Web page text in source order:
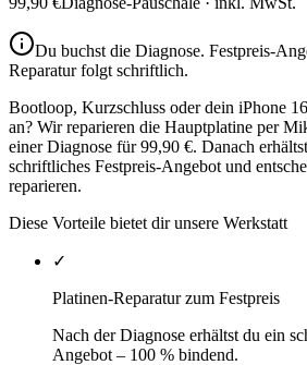
Du buchst die Diagnose. Festpreis-
Reparaturfolgt schriftlich.
Bootloop, Kurzschluss oder dein iPhone
an? Wir reparieren die Hauptplatine per
einer Diagnose für 99,90 €. Danach
schriftliches Festpreis-Angebot und
reparieren.
Diese Vorteile bietet dir unsere Werkstatt
✓
Platinen-Reparatur zum Festpreis
Nach der Diagnose erhältst du ein
Angebot – 100 % bindend.